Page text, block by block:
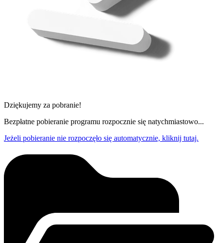
Dziękujemy za pobranie!
Bezpłatne pobieranie programu rozpocznie się natychmiastowo...
Jeżeli pobieranie nie rozpoczęło się automatycznie, kliknij tutaj.